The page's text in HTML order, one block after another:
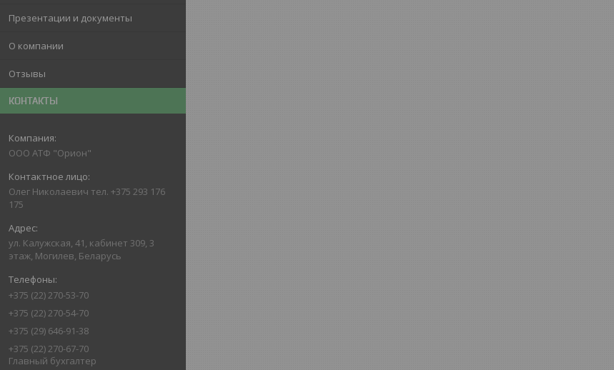
Презентации и документы
О компании
Отзывы
КОНТАКТЫ
ООО АТФ "Орион"
Олег Николаевич тел. +375 293 176
175
ул. Калужская, 41, кабинет 309, 3
этаж, Могилев, Беларусь
+375 (22) 270-53-70
+375 (22) 270-54-70
+375 (29) 646-91-38
+375 (22) 270-67-70
Главный бухгалтер